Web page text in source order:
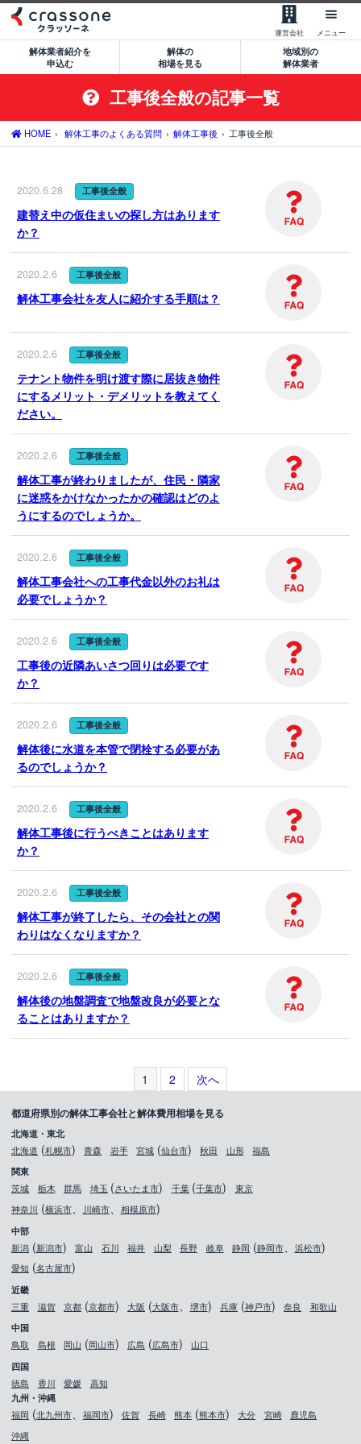
運営会社 メニュー
【無料】一括見積もりを申込む
0120-479-033
サービスの流れ
サービスのメリット
サポート窓口のご案内
空き家処分をご希望のお客様
建築費用削減をご希望のお客様
大型物件解体をご希望のお客様
クラッソーネ安心保証パックにつ
いて
解体費用の相場を見る
解体工事の流れ
解体工事のよくある質問
解体工事お役立ち情報
口コミに関するガイドライン
解体業者紹介を
申込む
解体の
相場を見る
地域別の
解体業者
工事後全般の記事一覧
HOME 解体工事のよくある質問 解体工事後 工事後全般
建替え中の仮住まいの探し方はあります
か？
2020.6.28 工事後全般
解体工事会社を友人に紹介する手順は？
2020.2.6 工事後全般
テナント物件を明け渡す際に居抜き物件
にするメリット・デメリットを教えてく
ださい。
2020.2.6 工事後全般
解体工事が終わりましたが、住民・隣家
に迷惑をかけなかったかの確認はどのよ
うにするのでしょうか。
2020.2.6 工事後全般
解体工事会社への工事代金以外のお礼は
必要でしょうか？
2020.2.6 工事後全般
工事後の近隣あいさつ回りは必要です
か？
2020.2.6 工事後全般
解体後に水道を本管で閉栓する必要があ
るのでしょうか？
2020.2.6 工事後全般
解体工事後に行うべきことはあります
か？
2020.2.6 工事後全般
解体工事が終了したら、その会社との関
わりはなくなりますか？
2020.2.6 工事後全般
解体後の地盤調査で地盤改良が必要とな
ることはありますか？
2020.2.6 工事後全般
1 2 次へ
都道府県別の解体工事会社と解体費用相場を見る
北海道・東北
北海道
札幌市 青森 岩手 宮城 仙台市 秋田 山形
福島
関東
茨城
栃木 群馬 埼玉 さいたま市 千葉 千葉市
東京
神奈川
横浜市 川崎市
相模原市
中部
新潟
新潟市 富山 石川 福井 山梨 長野 岐阜 静岡 静岡市
浜松市
愛知
名古屋市
近畿
三重
滋賀 京都 京都市 大阪 大阪市 堺市 兵庫 神戸市 奈良
和歌山
中国
鳥取
島根 岡山 岡山市 広島 広島市
山口
四国
徳島
香川 愛媛
高知
九州・沖縄
福岡
北九州市 福岡市 佐賀 長崎 熊本 熊本市 大分 宮崎
鹿児島
沖縄